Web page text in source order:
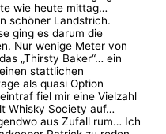
wie heute mittag…
schöner Landstrich.
ging es darum die
Nur wenige Meter von
„Thirsty Baker“… ein
stattlichen
als quasi Option
fiel mir eine Vielzahl
Whisky Society auf…
aus Zufall rum… Ich